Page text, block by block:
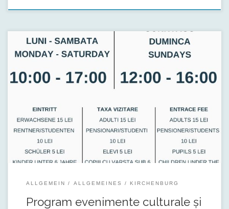
Data / Perioada Evenimente Descriere Organizatori ianuarie –
pentru promovarea Transilvaniei și implicit a patrimoniului
săsesc al bisericilor fortificate. În […]
ALLGEMEIN ALLGEMEINES KIRCHENBURG
Program evenimente culturale și